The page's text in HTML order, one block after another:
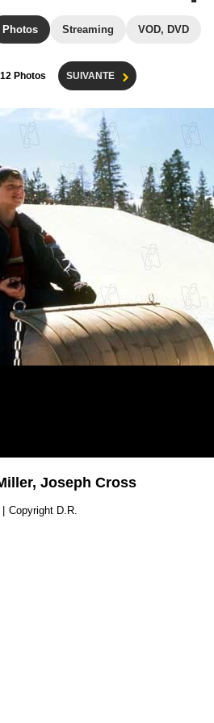
Photos Streaming VOD, DVD
Photos SUIVANTE
Joseph Cross
Copyright D.R.